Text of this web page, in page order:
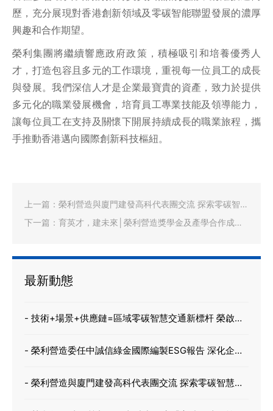
歷，充分展現對香港創新領域及零碳智能聯盟發展的濃厚
興趣和合作期望。
榮利集團將繼續響應政府政策，積極吸引和培養優秀人
才，打造包容且多元的工作環境，重視每一位員工的成長
與發展。我們深信人才是企業最寶貴的資產，致力於提供
多元化的職業發展機會，培育員工專業技能及領導能力，
讓每位員工在支持及關懷下開展持續成長的職業旅程，攜
手推動香港邁向國際創新科技樞紐。
上一篇： 榮利營造與廈門建發高科代表團交流 探索零碳智慧
新路徑 促進綠色低碳新未來
下一篇： 育英才，建未來│榮利營造獎學金及產學合作成果
最新動態
- 技術+場景+供應鏈=區域零碳智慧交通新標杆 榮啟新
- 榮利營造委任中誠信綠金國際編製ESG報告 深化企業
- 榮利營造與廈門建發高科代表團交流 探索零碳智慧新